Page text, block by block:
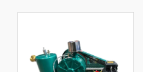
Bultong Elektrikong Blower